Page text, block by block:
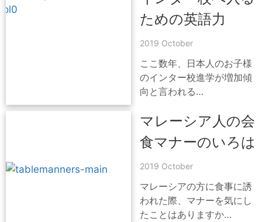
ための英語力
2019 October
ここ数年、日本人のお子様
のインター校進学が増加傾
向と言われる…
マレーシア人の会
食マナーのいろは
2019 October
マレーシアの方に食事に誘
われた際、マナーを気にし
たことはありますか…